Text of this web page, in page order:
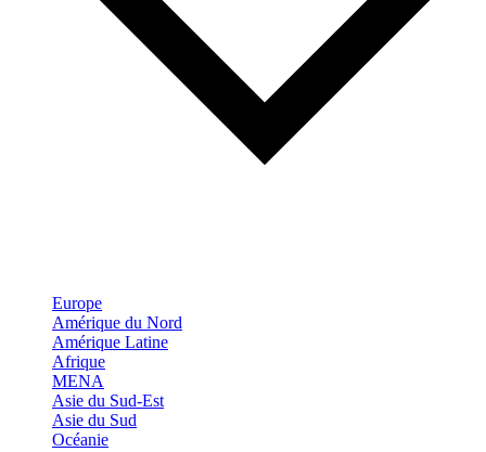
Europe
Amérique du Nord
Amérique Latine
Afrique
MENA
Asie du Sud-Est
Asie du Sud
Océanie